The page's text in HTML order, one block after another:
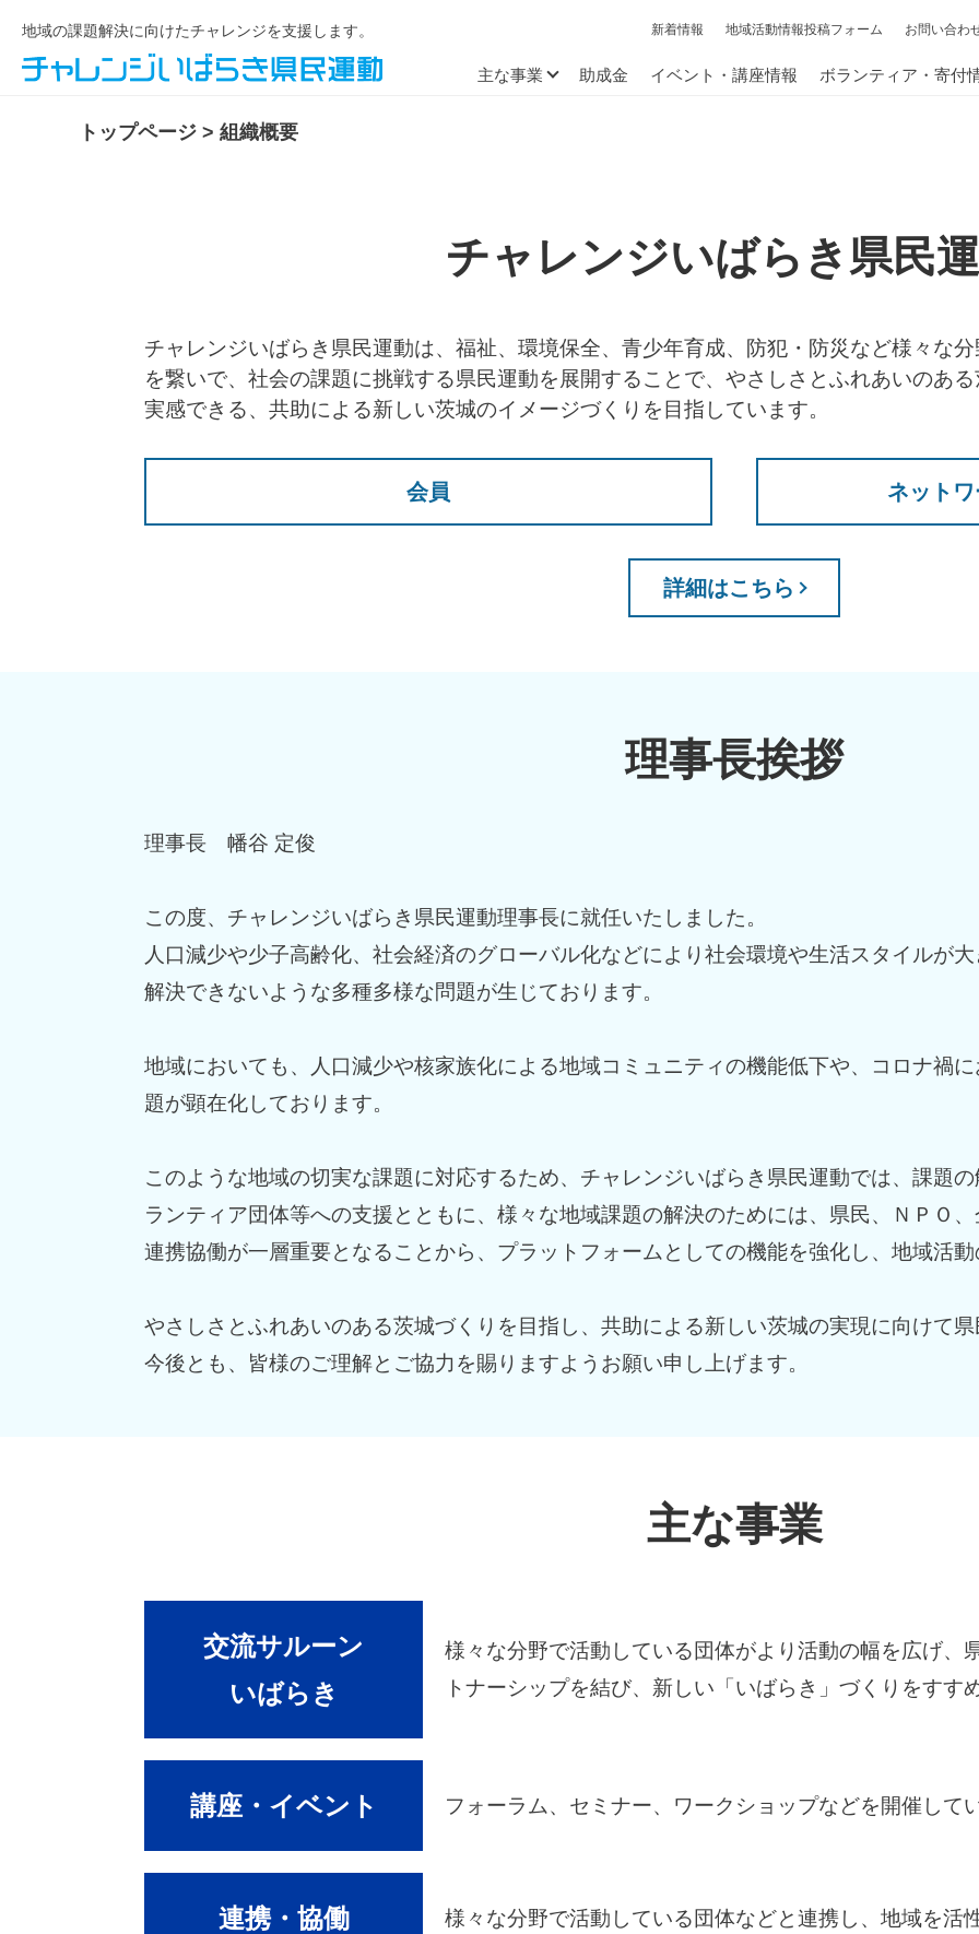
地域の課題解決に向けたチャレンジを支援します。 新着情報 地域活動情報投稿フォーム お問い合わ
主な事業 助成金 イベント・講座情報 ボランティア・寄付
トップページ > 組織概要
チャレンジいばらき県民
チャレンジいばらき県民運動は、福祉、環境保全、青少年育成、防犯・防災など様々な
を繋いで、社会の課題に挑戦する県民運動を展開することで、やさしさとふれあいのあ
実感できる、共助による新しい茨城のイメージづくりを目指しています。
会員 ネット
詳細はこちら
理事長挨拶
理事長 幡谷 定俊
この度、チャレンジいばらき県民運動理事長に就任いたしました。
人口減少や少子高齢化、社会経済のグローバル化などにより社会環境や生活スタイルが
解決できないような多種多様な問題が生じております。
地域においても、人口減少や核家族化による地域コミュニティの機能低下や、コロナ禍
題が顕在化しております。
このような地域の切実な課題に対応するため、チャレンジいばらき県民運動では、課題
ランティア団体等への支援とともに、様々な地域課題の解決のためには、県民、ＮＰＯ
連携協働が一層重要となることから、プラットフォームとしての機能を強化し、地域活
やさしさとふれあいのある茨城づくりを目指し、共助による新しい茨城の実現に向けて
今後とも、皆様のご理解とご協力を賜りますようお願い申し上げます。
主な事業
交流サルーン
いばらき
様々な分野で活動している団体がより活動の幅を広げ、
トナーシップを結び、新しい「いばらき」づくりをすす
講座・イベント フォーラム、セミナー、ワークショップなどを開催して
連携・協働 様々な分野で活動している団体などと連携し、地域を活